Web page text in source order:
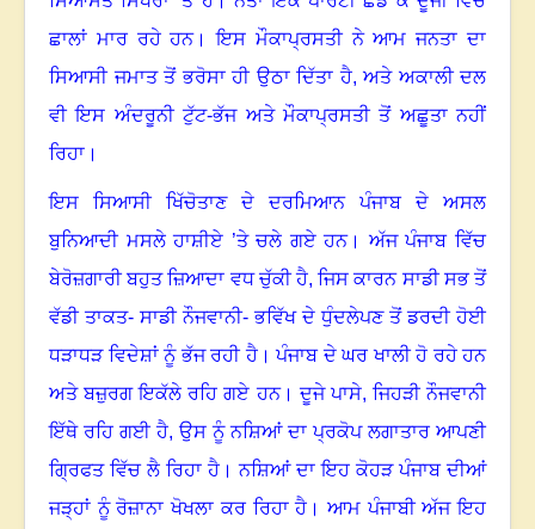
ਛਾਲਾਂ ਮਾਰ ਰਹੇ ਹਨ।ਇਸ ਮੌਕਾਪ੍ਰਸਤੀ ਨੇ ਆਮ ਜਨਤਾ ਦਾ
ਸਿਆਸੀ ਜਮਾਤ ਤੋਂ ਭਰੋਸਾ ਹੀ ਉਠਾ ਦਿੱਤਾ ਹੈ, ਅਤੇ ਅਕਾਲੀ ਦਲ
ਵੀ ਇਸ ਅੰਦਰੂਨੀ ਟੁੱਟ-ਭੱਜ ਅਤੇ ਮੌਕਾਪ੍ਰਸਤੀ ਤੋਂ ਅਛੂਤਾ ਨਹੀਂ
ਰਿਹਾ ।
ਇਸ ਸਿਆਸੀ ਖਿੱਚੋਤਾਣ ਦੇ ਦਰਮਿਆਨ ਪੰਜਾਬ ਦੇ ਅਸਲ
ਬੁਨਿਆਦੀ ਮਸਲੇ ਹਾਸ਼ੀਏ ’ਤੇ ਚਲੇ ਗਏ ਹਨ। ਅੱਜ ਪੰਜਾਬ ਵਿੱਚ
ਬੇਰੋਜ਼ਗਾਰੀ ਬਹੁਤ ਜ਼ਿਆਦਾ ਵਧ ਚੁੱਕੀ ਹੈ,ਜਿਸ ਕਾਰਨ ਸਾਡੀ ਸਭ ਤੋਂ
ਵੱਡੀ ਤਾਕਤ- ਸਾਡੀ ਨੌਜਵਾਨੀ- ਭਵਿੱਖ ਦੇ ਧੁੰਦਲੇਪਣ ਤੋਂ ਡਰਦੀ ਹੋਈ
ਧੜਾਧੜ ਵਿਦੇਸ਼ਾਂ ਨੂੰ ਭੱਜ ਰਹੀ ਹੈ।ਪੰਜਾਬ ਦੇ ਘਰ ਖਾਲੀ ਹੋ ਰਹੇ ਹਨ
ਅਤੇ ਬਜ਼ੁਰਗ ਇਕੱਲੇ ਰਹਿ ਗਏ ਹਨ।ਦੂਜੇ ਪਾਸੇ, ਜਿਹੜੀ ਨੌਜਵਾਨੀ
ਇੱਥੇ ਰਹਿ ਗਈ ਹੈ, ਉਸ ਨੂੰ ਨਸ਼ਿਆਂ ਦਾ ਪ੍ਰਕੋਪ ਲਗਾਤਾਰ ਆਪਣੀ
ਗ੍ਰਿਫਤ ਵਿੱਚ ਲੈ ਰਿਹਾ ਹੈ ।ਨਸ਼ਿਆਂ ਦਾ ਇਹ ਕੋਹੜ ਪੰਜਾਬ ਦੀਆਂ
ਜੜ੍ਹਾਂ ਨੂੰ ਰੋਜ਼ਾਨਾ ਖੋਖਲਾ ਕਰ ਰਿਹਾ ਹੈ । ਆਮ ਪੰਜਾਬੀ ਅੱਜ ਇਹ